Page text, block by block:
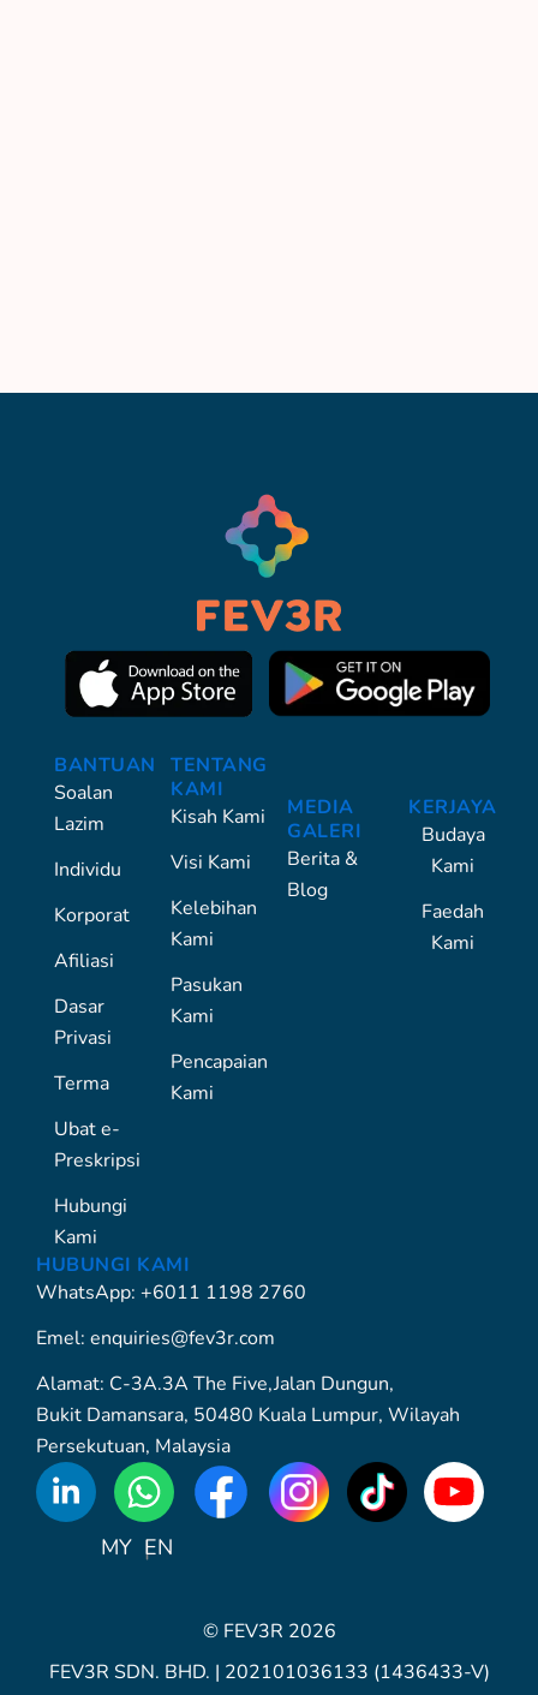
BANTUAN
Soalan
Lazim
Individu
Korporat
Afiliasi
Dasar
Privasi
Terma
Ubat e-
Preskripsi
Hubungi
Kami
TENTANG
KAMI
Kisah Kami
Visi Kami
Kelebihan
Kami
Pasukan
Kami
Pencapaian
Kami
MEDIA
GALERI
Berita &
Blog
KERJAYA
Budaya
Kami
Faedah
Kami
HUBUNGI KAMI
WhatsApp: +6011 1198 2760
Emel: enquiries@fev3r.com
Alamat: C-3A.3A The Five,Jalan Dungun,
Bukit Damansara, 50480 Kuala Lumpur, Wilayah
Persekutuan, Malaysia
WhatsApp
Icon
MY EN
© FEV3R 2026
FEV3R SDN. BHD. | 202101036133 (1436433-V)